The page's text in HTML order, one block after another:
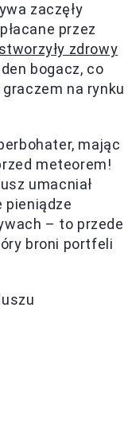
zaczęły
przez
stworzyły zdrowy
bogacz, co
na rynku
mając
meteorem!
umacniał
pieniądze
– to przede
broni portfeli